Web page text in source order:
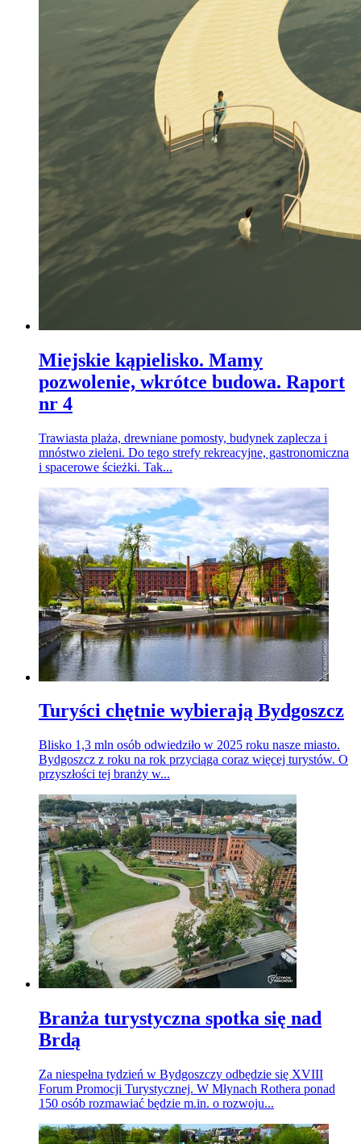
Miejskie kąpielisko. Mamy
pozwolenie, wkrótce budowa. Raport
nr 4
Trawiasta plaża, drewniane pomosty, budynek zaplecza i
mnóstwo zieleni. Do tego strefy rekreacyjne, gastronomiczna
i spacerowe ścieżki. Tak...
Turyści chętnie wybierają Bydgoszcz
Blisko 1,3 mln osób odwiedziło w 2025 roku nasze miasto.
Bydgoszcz z roku na rok przyciąga coraz więcej turystów. O
przyszłości tej branży w...
Branża turystyczna spotka się nad
Brdą
Za niespełna tydzień w Bydgoszczy odbędzie się XVIII
Forum Promocji Turystycznej. W Młynach Rothera ponad
150 osób rozmawiać będzie m.in. o rozwoju...